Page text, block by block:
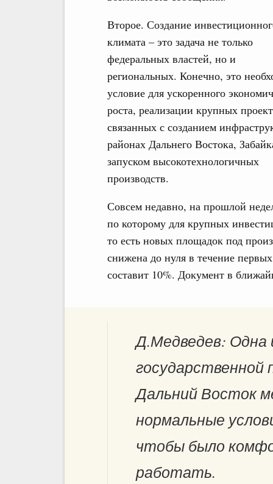
Второе. Создание
климата – это задача не только
федеральных властей, но и
региональных. Конечно, это
условие для ускоренного
роста, реализации крупных
связанных с созданием
районах Дальнего Востока,
запуском высокотехнологичных
производств.
Совсем недавно, на прошлой
по которому для крупных
то есть новых площадок под
снижена до нуля в течение
составит 10%. Документ в
Д.Медведев: Одна
государственной
Дальний Восток
нормальные
чтобы было
работать.